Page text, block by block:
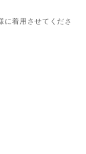
に着用させてくださ